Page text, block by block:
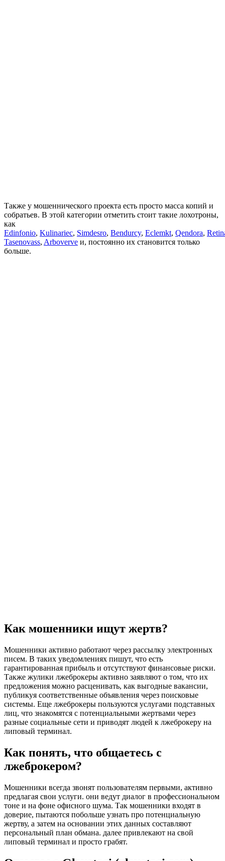
Также у мошеннического проекта есть просто масса копий и
собратьев. В этой категории отметить стоит такие лохотроны,
как
Edinfonio, Kulinariec, Simdesro, Bendurcy, Eclemkt, Qendora,
Tasenovass, Arboverve и, постоянно их становится только
больше.
Как мошенники ищут жертв?
Мошенники активно работают через рассылку электронных
писем. В таких уведомлениях пишут, что есть
гарантированная прибыль и отсутствуют финансовые риски.
Также жулики лжеброкеры активно заявляют о том, что их
предложения можно расценивать, как выгодные вакансии,
публикуя соответственные объявления через поисковые
системы. Еще лжеброкеры пользуются услугами подставных
лиц, что знакомятся с потенциальными жертвами через
разные социальные сети и приводят людей к лжеброкеру на
липовый терминал.
Как понять, что общаетесь с
лжеброкером?
Мошенники всегда звонят пользователям первыми, активно
предлагая свои услуги. они ведут диалог в профессиональном
тоне и на фоне офисного шума. Так мошенники входят в
доверие, пытаются побольше узнать про потенциальную
жертву, а затем на основании этих данных составляют
персональный план обмана. далее привлекают на свой
липовый терминал и просто грабят.